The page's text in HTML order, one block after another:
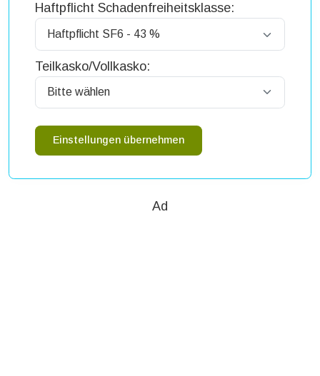
Haftpflicht Schadenfreiheitsklasse:
Teilkasko/Vollkasko:
Einstellungen übernehmen
Ad